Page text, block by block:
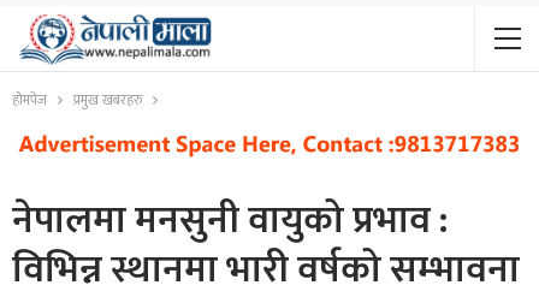
होमपेज प्रमुख खबरहरु
नेपालमा मनसुनी वायुको प्रभाव :
विभिन्न स्थानमा भारी वर्षको सम्भावना